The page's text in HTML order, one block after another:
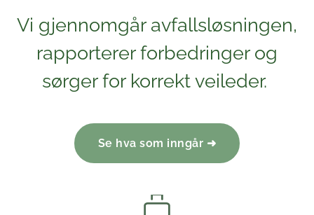
Vi gjennomgår avfallsløsningen,
rapporterer forbedringer og
sørger for korrekt veileder.
Se hva som inngår ➜